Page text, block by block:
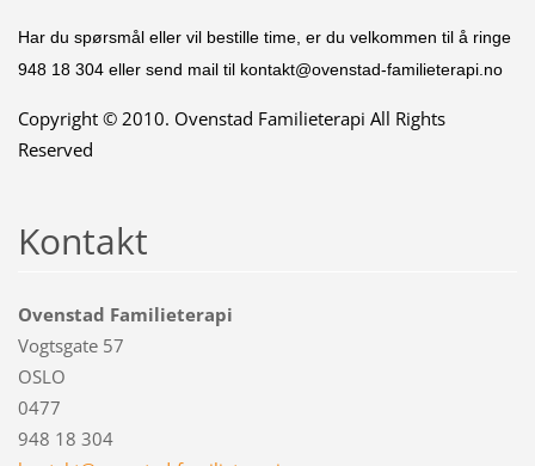
Har du spørsmål eller vil bestille time, er du velkommen til å ringe
948 18 304 eller send mail til kontakt@ovenstad-familieterapi.no
Copyright © 2010. Ovenstad Familieterapi All Rights
Reserved
Kontakt
Ovenstad Familieterapi
Vogtsgate 57
OSLO
0477
948 18 304